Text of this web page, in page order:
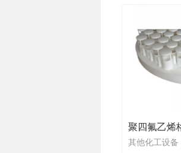
其他化工设备